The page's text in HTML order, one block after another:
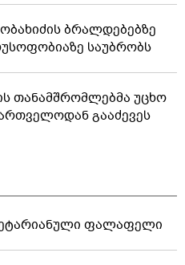
ბრალდებებზე
საუბრობს
თანამშრომლებმა უცხო
გააძევეს
ფალაფელი